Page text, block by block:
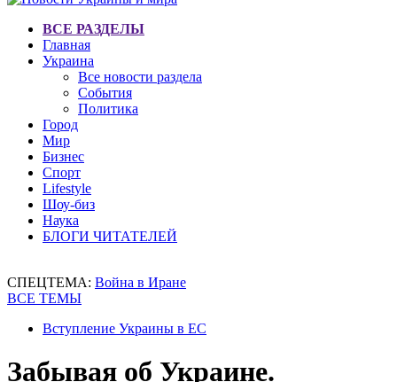
ВСЕ РАЗДЕЛЫ
Главная
Украина
Все новости раздела
События
Политика
Город
Мир
Бизнес
Спорт
Lifestyle
Шоу-биз
Наука
БЛОГИ ЧИТАТЕЛЕЙ
СПЕЦТЕМА: Война в Иране
ВСЕ ТЕМЫ
Вступление Украины в ЕС
Забывая об Украине.